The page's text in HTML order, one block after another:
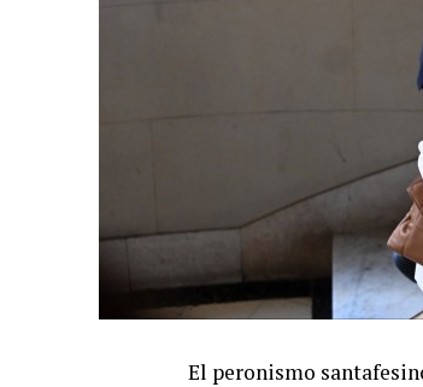
El peronismo